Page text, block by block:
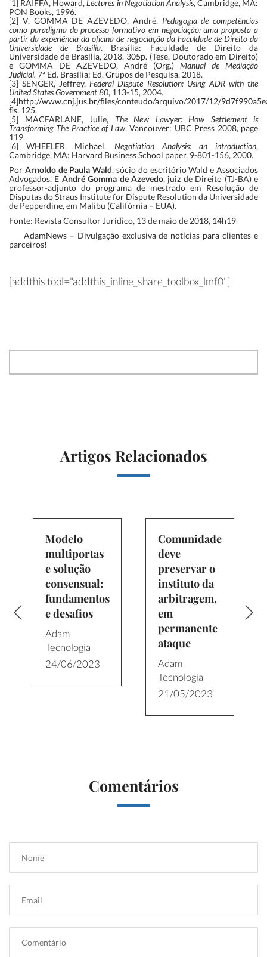
[1] RAIFFA, Howard,Lectures in Negotiation Analysis, Cambridge, MA:
PON Books, 1996.
[2] V. GOMMA DE AZEVEDO, André. Pedagogia de competências
como paradigma do processo formativo em negociação: uma proposta a
partir da experiência da oficina de negociação da Faculdade de Direito da
Universidade de Brasília. Brasília: Faculdade de Direito da
Universidade de Brasília, 2018. 305p. (Tese, Doutorado em Direito)
e GOMMA DE AZEVEDO, André (Org.) Manual de Mediação
Judicial. 7ª Ed. Brasília: Ed. Grupos de Pesquisa, 2018.
[3] SENGER, Jeffrey,Federal Dispute Resolution: Using ADR with the
United States Government 80, 113-15, 2004.
[4]http://www.cnj.jus.br/files/conteudo/arquivo/2017/12/
fls. 125.
[5] MACFARLANE, Julie, The New Lawyer: How Settlement is
Transforming The Practice of Law, Vancouver: UBC Press 2008, page
119.
[6] WHEELER, Michael, Negotiation Analysis: an introduction,
Cambridge, MA: Harvard Business School paper, 9-801-156, 2000.
Por Arnoldo de Paula Wald, sócio do escritório Wald e Associados
Advogados. E André Gomma de Azevedo, juiz de Direito (TJ-BA) e
professor-adjunto do programa de mestrado em Resolução de
Disputas do Straus Institute for Dispute Resolution da Universidade
de Pepperdine, em Malibu (Califórnia – EUA).
Fonte: Revista Consultor Jurídico, 13 de maio de 2018, 14h19
AdamNews– Divulgação exclusiva de notícias para clientes e
parceiros!
[addthis tool="addthis_inline_share_toolbox_lmf0"]
Artigos Relacionados
Modelo
multiportas
e solução
consensual:
fundamentos
e desafios
Adam
Tecnologia
24/06/2023
Comunidade
deve
preservar o
instituto da
arbitragem,
em
permanente
ataque
Adam
Tecnologia
21/05/2023
Comentários